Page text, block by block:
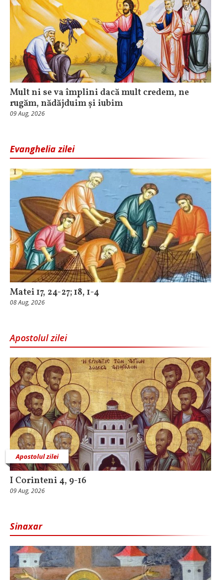
Mult ni se va împlini dacă mult credem, ne
rugăm, nădăjduim și iubim
09 Aug, 2026
Evanghelia zilei
Matei 17, 24-27; 18, 1-4
08 Aug, 2026
Apostolul zilei
Apostolul zilei
I Corinteni 4, 9-16
09 Aug, 2026
Sinaxar